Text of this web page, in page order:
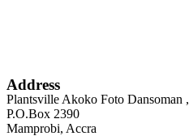
Address
Plantsville Akoko Foto Dansoman ,
P.O.Box 2390
Mamprobi, Accra